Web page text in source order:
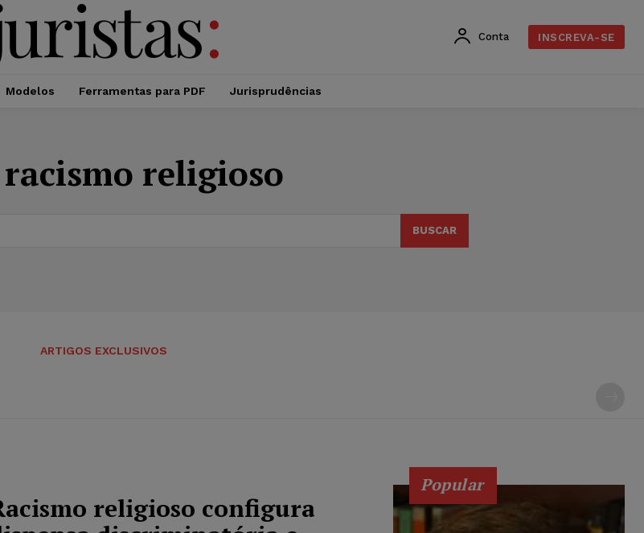
Conta INSCREVA-SE
Modelos Ferramentas para PDF Jurisprudências
racismo religioso
BUSCAR
ARTIGOS EXCLUSIVOS
religioso configura
Popular